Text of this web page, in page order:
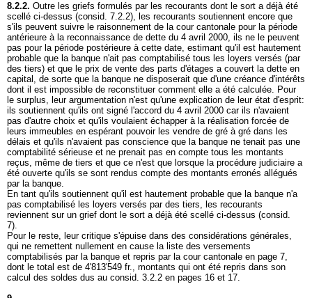
8.2.2. Outre les griefs formulés par les recourants dont le sort a déjà été
scellé ci-dessus (consid. 7.2.2), les recourants soutiennent encore que
s'ils peuvent suivre le raisonnement de la cour cantonale pour la période
antérieure à la reconnaissance de dette du 4 avril 2000, ils ne le peuvent
pas pour la période postérieure à cette date, estimant qu'il est hautement
probable que la banque n'ait pas comptabilisé tous les loyers versés (par
des tiers) et que le prix de vente des parts d'étages a couvert la dette en
capital, de sorte que la banque ne disposerait que d'une créance d'intérêts
dont il est impossible de reconstituer comment elle a été calculée. Pour
le surplus, leur argumentation n'est qu'une explication de leur état d'esprit:
ils soutiennent qu'ils ont signé l'accord du 4 avril 2000 car ils n'avaient
pas d'autre choix et qu'ils voulaient échapper à la réalisation forcée de
leurs immeubles en espérant pouvoir les vendre de gré à gré dans les
délais et qu'ils n'avaient pas conscience que la banque ne tenait pas une
comptabilité sérieuse et ne prenait pas en compte tous les montants
reçus, même de tiers et que ce n'est que lorsque la procédure judiciaire a
été ouverte qu'ils se sont rendus compte des montants erronés allégués
par la banque.
En tant qu'ils soutiennent qu'il est hautement probable que la banque n'a
pas comptabilisé les loyers versés par des tiers, les recourants
reviennent sur un grief dont le sort a déjà été scellé ci-dessus (consid.
7).
Pour le reste, leur critique s'épuise dans des considérations générales,
qui ne remettent nullement en cause la liste des versements
comptabilisés par la banque et repris par la cour cantonale en page 7,
dont le total est de 4'813'549 fr., montants qui ont été repris dans son
calcul des soldes dus au consid. 3.2.2 en pages 16 et 17.